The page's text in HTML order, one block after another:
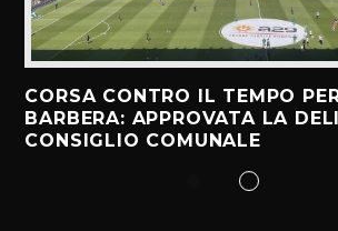
CORSA CONTRO IL TEMPO
BARBERA: APPROVATA LA
CONSIGLIO COMUNALE